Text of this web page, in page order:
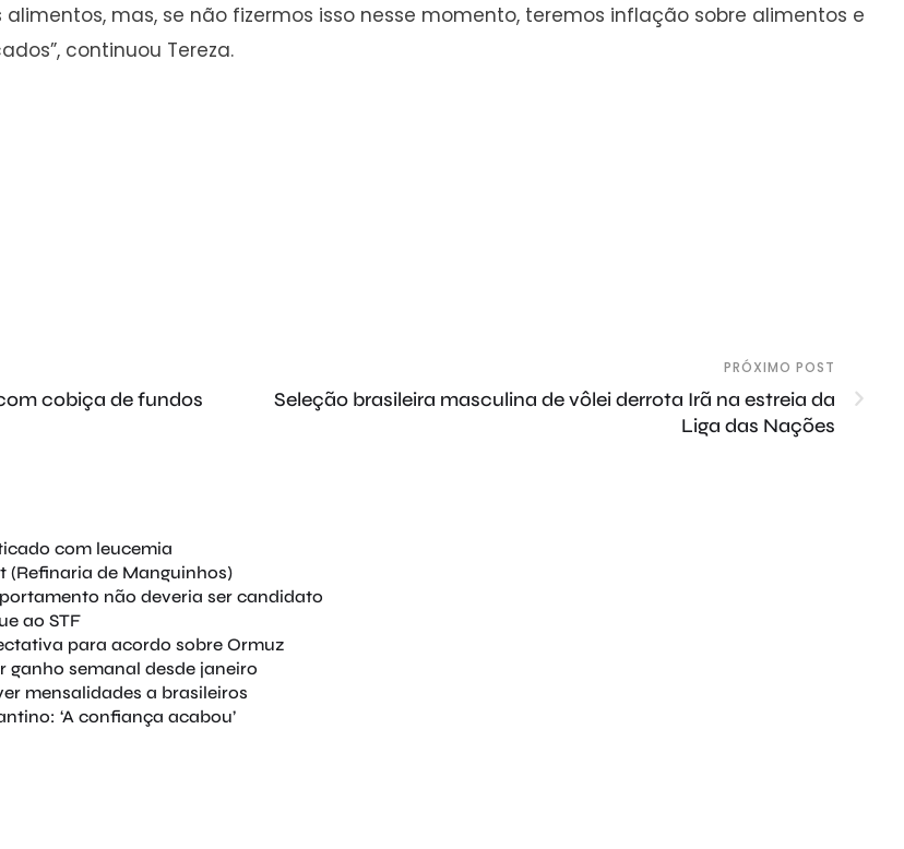
mas, se não fizermos isso nesse momento, teremos inflação sobre alimentos e
continuou Tereza.
cobiça de fundos
PRÓXIMO POST
Seleção brasileira masculina de vôlei derrota Irã na estreia da
Liga das Nações
com leucemia
(Refinaria de Manguinhos)
não deveria ser candidato
ao STF
para acordo sobre Ormuz
semanal desde janeiro
mensalidades a brasileiros
‘A confiança acabou’